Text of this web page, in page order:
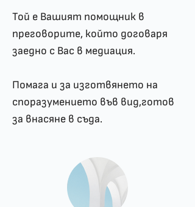
Той е Вашият помощник в
преговорите, който договаря
заедно с Вас в медиация.
Помага и за изготвянето на
споразумението във вид,готов
за внасяне в съда.